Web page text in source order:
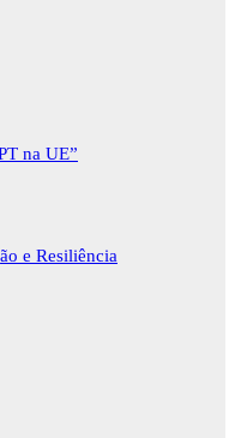
na UE”
e Resiliência